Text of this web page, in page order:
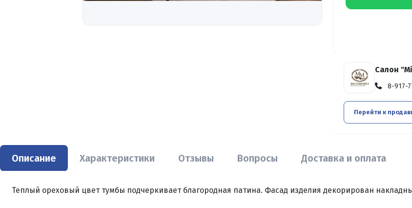
Салон
8-917-
Перейти к
Описание Характеристики Отзывы Вопросы Доставка и оплата
Теплый ореховый цвет тумбы подчеркивает благородная патина. Фасад изделия декорирован